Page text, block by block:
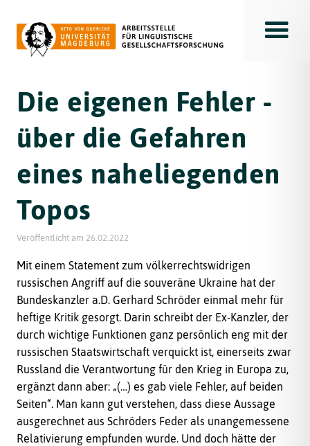
Die eigenen Fehler -
über die Gefahren
eines naheliegenden
Topos
Veröffentlicht am 26.02.2022
Mit einem Statement zum völkerrechtswidrigen
russischen Angriff auf die souveräne Ukraine hat der
Bundeskanzler a.D. Gerhard Schröder einmal mehr für
heftige Kritik gesorgt. Darin schreibt der Ex-Kanzler, der
durch wichtige Funktionen ganz persönlich eng mit der
russischen Staatswirtschaft verquickt ist, einerseits zwar
Russland die Verantwortung für den Krieg in Europa zu,
ergänzt dann aber: „(…) es gab viele Fehler, auf beiden
Seiten“. Man kann gut verstehen, dass diese Aussage
ausgerechnet aus Schröders Feder als unangemessene
Relativierung empfunden wurde. Und doch hätte der